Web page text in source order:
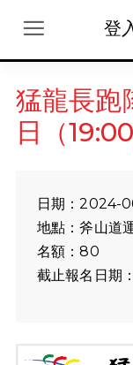
登
猛龍長跑
日（
日期：2024-
地點：斧山道
名額：80
截止報名日期